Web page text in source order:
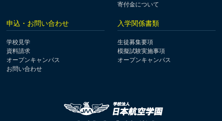
寄付金について
申込・お問い合わせ
学校見学
資料請求
オープンキャンパス
お問い合わせ
入学関係書類
生徒募集要項
模擬試験実施事項
オープンキャンパス